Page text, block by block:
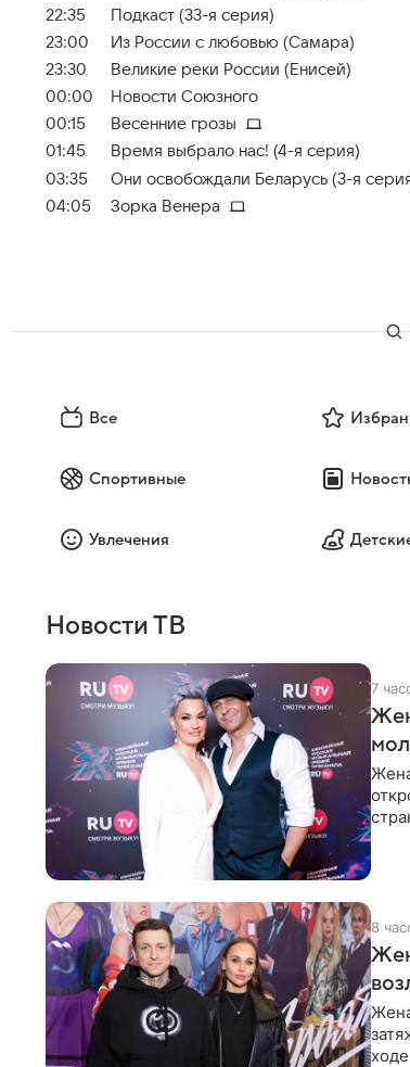
22:35
Подкаст (33-я серия)
23:00
Из России с любовью (Самара)
23:30
Великие реки России (Енисей)
00:00
Новости Союзного
00:15
Весенние грозы
01:45
Время выбрало нас! (4-я серия)
03:35
Они освобождали Беларусь (3-я
04:05
Зорка Венера
Все
Спортивные
Увлечения
Новости ТВ
7
8